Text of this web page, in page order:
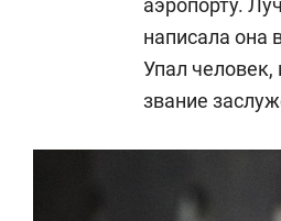
аэропорту.
написала она
Упал человек,
звание
создают оазис жилого
комфорта под Казанью